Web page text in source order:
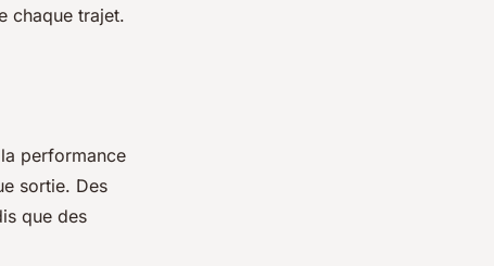
chaque trajet.
performance
sortie. Des
que des